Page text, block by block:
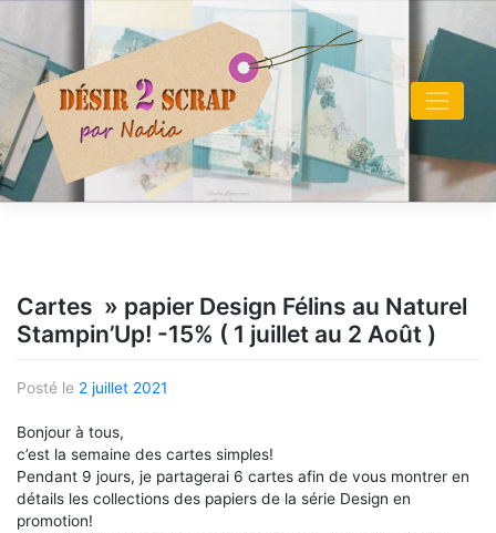
content
Cartes » papier Design Félins au Naturel
Stampin’Up! -15% ( 1 juillet au 2 Août )
Posté le 2 juillet 2021
Bonjour à tous,
c’est la semaine des cartes simples!
Pendant 9 jours, je partagerai 6 cartes afin de vous montrer en
détails les collections des papiers de la série Design en
promotion!